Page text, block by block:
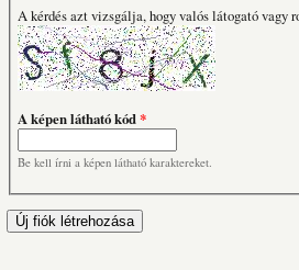
A kérdés azt vizsgálja, hogy valós látogató vagy
A képen látható kód*
Be kell írni a képen látható karaktereket.